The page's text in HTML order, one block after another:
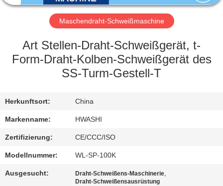
FABRIK-
AUSFLUG
QUALITÄTSKONTROLLE
SIE
MIT
UNS
IN
VERBINDUNG
Maschendraht-Schweißmaschine
Art Stellen-Draht-Schweißgerät, t-
Form-Draht-Kolben-Schweißgerät des
SS-Turm-Gestell-T
Herkunftsort: China
Markenname: HWASHI
Zertifizierung: CE/CCC/ISO
Modellnummer: WL-SP-100K
Ausgesucht: Draht-Schweißens-Maschinerie,
Draht-Schweißensausrüstung